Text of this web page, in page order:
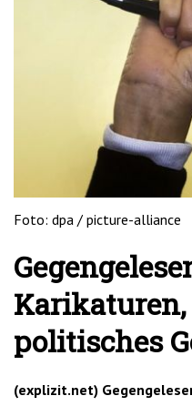
Foto: dpa / picture-alliance
politisches
(explizit.net)